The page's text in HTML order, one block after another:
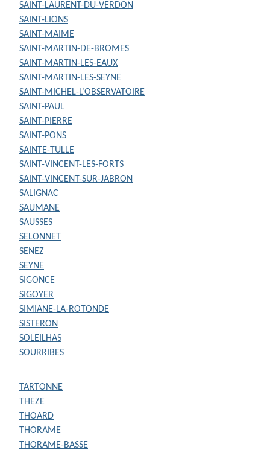
SAINT-LAURENT-DU-VERDON
SAINT-LIONS
SAINT-MAIME
SAINT-MARTIN-DE-BROMES
SAINT-MARTIN-LES-EAUX
SAINT-MARTIN-LES-SEYNE
SAINT-MICHEL-L’OBSERVATOIRE
SAINT-PAUL
SAINT-PIERRE
SAINT-PONS
SAINTE-TULLE
SAINT-VINCENT-LES-FORTS
SAINT-VINCENT-SUR-JABRON
SALIGNAC
SAUMANE
SAUSSES
SELONNET
SENEZ
SEYNE
SIGONCE
SIGOYER
SIMIANE-LA-ROTONDE
SISTERON
SOLEILHAS
SOURRIBES
TARTONNE
THEZE
THOARD
THORAME
THORAME-BASSE